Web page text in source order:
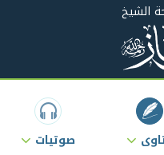
الشيخ
صوتيات